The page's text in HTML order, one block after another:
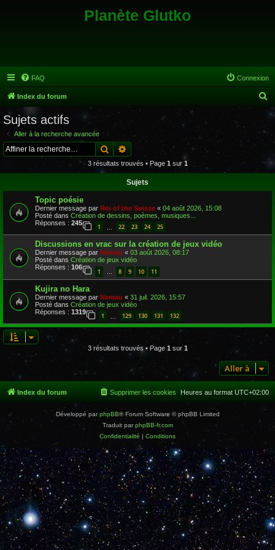
Planète Glutko
FAQ Connexion
Index du forum
Sujets actifs
Aller à la recherche avancée
RechercherRecherche avancée
3 résultats trouvés • Page 1 sur 1
Sujets
Topic poésie
Dernier message par Roi of the Suisse « 04 août 2026, 15:08
Posté dans Création de dessins, poèmes, musiques...
Réponses : 245
1 22 23 24 25
Discussions en vrac sur la création de jeux vidéo
Dernier message par Nemau « 03 août 2026, 08:17
Posté dans Création de jeux vidéo
Réponses : 106
1 … 8 9 10 11
Kujira no Hara
Dernier message par Nemau « 31 juil. 2026, 15:57
Posté dans Création de jeux vidéo
Réponses : 1319
1 129 130 131 132
3 résultats trouvés • Page 1sur 1
Aller à
Index du forum Heures au format UTC+02:00
Supprimer les cookies
Développé parphpBB® Forum Software © phpBB Limited
Traduit parphpBB-fr.com
Confidentialité
Conditions